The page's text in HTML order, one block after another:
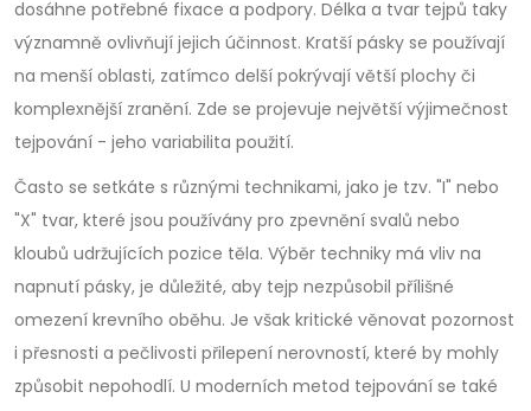
dosáhne potřebné fixace a podpory. Délka a tvar tejpů taky
významně ovlivňují jejich účinnost. Kratší pásky se používají
na menší oblasti, zatímco delší pokrývají větší plochy či
komplexnější zranění. Zde se projevuje největší výjimečnost
tejpování - jeho variabilita použití.
Často se setkáte s různými technikami, jako je tzv. "I" nebo
"X" tvar, které jsou používány pro zpevnění svalů nebo
kloubů udržujících pozice těla. Výběr techniky má vliv na
napnutí pásky, je důležité, aby tejp nezpůsobil přílišné
omezení krevního oběhu. Je však kritické věnovat pozornost
i přesnosti a pečlivosti přilepení nerovností, které by mohly
způsobit nepohodlí. U moderních metod tejpování se také